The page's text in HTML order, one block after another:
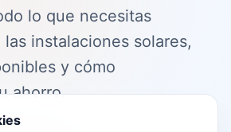
lo que necesitas
las instalaciones solares,
y cómo
ahorro.